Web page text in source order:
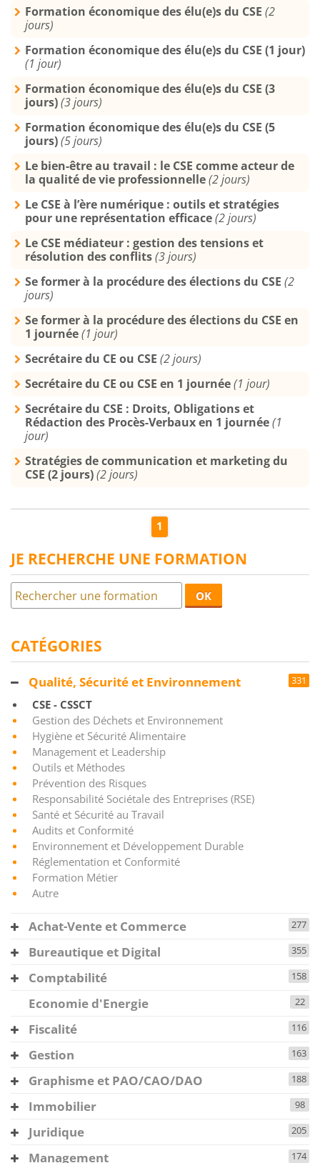
Formation économique des élu(e)s du CSE (2
jours)
Formation économique des élu(e)s du CSE (1 jour)
(1 jour)
Formation économique des élu(e)s du CSE (3
jours)(3 jours)
Formation économique des élu(e)s du CSE (5
jours)(5 jours)
Le bien-être au travail : le CSE comme acteur de
la qualité de vie professionnelle(2 jours)
Le CSE à l’ère numérique : outils et stratégies
pour une représentation efficace(2 jours)
Le CSE médiateur : gestion des tensions et
résolution des conflits(3 jours)
Se former à la procédure des élections du CSE (2
jours)
Se former à la procédure des élections du CSE en
1 journée(1 jour)
Secrétaire du CE ou CSE (2 jours)
Secrétaire du CE ou CSE en 1 journée(1 jour)
Secrétaire du CSE : Droits, Obligations et
Rédaction des Procès-Verbaux en 1 journée(1
jour)
Stratégies de communication et marketing du
CSE (2 jours)(2 jours)
1
JE RECHERCHE UNE FORMATION
OK
CATÉGORIES
Qualité, Sécurité et Environnement 331
CSE - CSSCT
Gestion des Déchets et Environnement
Hygiène et Sécurité Alimentaire
Management et Leadership
Outils et Méthodes
Prévention des Risques
Responsabilité Sociétale des Entreprises (RSE)
Santé et Sécurité au Travail
Audits et Conformité
Environnement et Développement Durable
Réglementation et Conformité
Formation Métier
Autre
Achat-Vente et Commerce 277
Bureautique et Digital 355
Comptabilité 158
Economie d'Energie 22
Fiscalité 116
Gestion 163
Graphisme et PAO/CAO/DAO 188
Immobilier 98
Juridique 205
Management 174